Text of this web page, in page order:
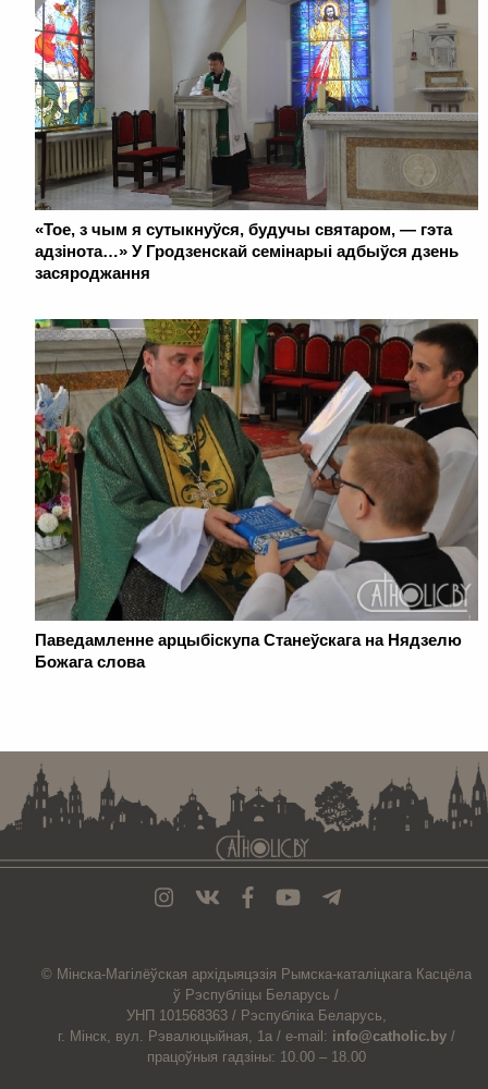
«Тое, з чым я сутыкнуўся, будучы святаром, — гэта
адзінота…» У Гродзенскай семінарыі адбыўся дзень
засяроджання
Паведамленне арцыбіскупа Станеўскага на Нядзелю
Божага слова
© Мiнска-Магiлёўская архiдыяцэзiя Рымска-каталіцкага Касцёла
ў Рэспубліцы Беларусь /
УНП 101568363 / Рэспубліка Беларусь,
г. Мінск, вул. Рэвалюцыйная, 1а / e-mail: info@catholic.by /
працоўныя гадзіны: 10.00 – 18.00